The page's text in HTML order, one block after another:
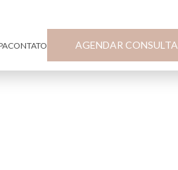
CONTATO AGENDAR CONSULTA